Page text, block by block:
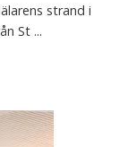
strand i
St ...